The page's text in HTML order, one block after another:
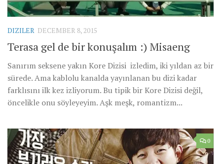
DIZILER DECEMBER 8, 2015
Terasa gel de bir konuşalım :) Misaeng
Sanırım seksene yakın Kore Dizisi izledim, iki yıldan az bir
sürede. Ama kablolu kanalda yayınlanan bu dizi kadar
farklısını ilk kez izliyorum. Bu tipik bir Kore Dizisi değil,
öncelikle onu söyleyeyim. Aşk meşk, romantizm...
0